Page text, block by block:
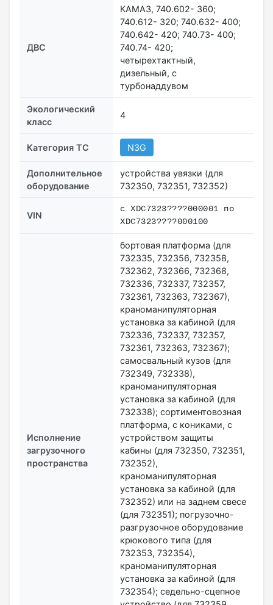
ДВС
КАМАЗ, 740.602- 360;
740.612- 320; 740.632- 400;
740.642- 420; 740.73- 400;
740.74- 420;
четырехтактный,
дизельный, с
турбонаддувом
Экологический
класс
4
Категория ТС N3G
Дополнительное
оборудование
устройства увязки (для
732350, 732351, 732352)
VIN
c XDC7323????000001 по
XDC7323????000100
Исполнение
загрузочного
пространства
бортовая платформа (для
732335, 732356, 732358,
732362, 732366, 732368,
732336, 732337, 732357,
732361, 732363, 732367),
краноманипуляторная
установка за кабиной (для
732336, 732337, 732357,
732361, 732363, 732367);
самосвальный кузов (для
732349, 732338),
краноманипуляторная
установка за кабиной (для
732338); cортиментовозная
платформа, с кониками, с
устройством защиты
кабины (для 732350, 732351,
732352),
краноманипуляторная
установка за кабиной (для
732352) или на заднем свесе
(для 732351); погрузочно-
разгрузочное оборудование
крюкового типа (для
732353, 732354),
краноманипуляторная
установка за кабиной (для
732354); седельно-сцепное